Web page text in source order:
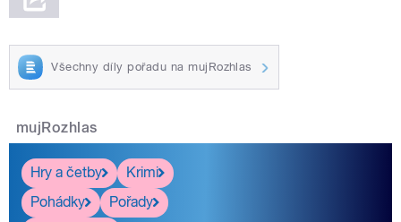
Všechny díly pořadu na mujRozhlas
mujRozhlas
Hry a četby
Krimi
Pohádky
Pořady